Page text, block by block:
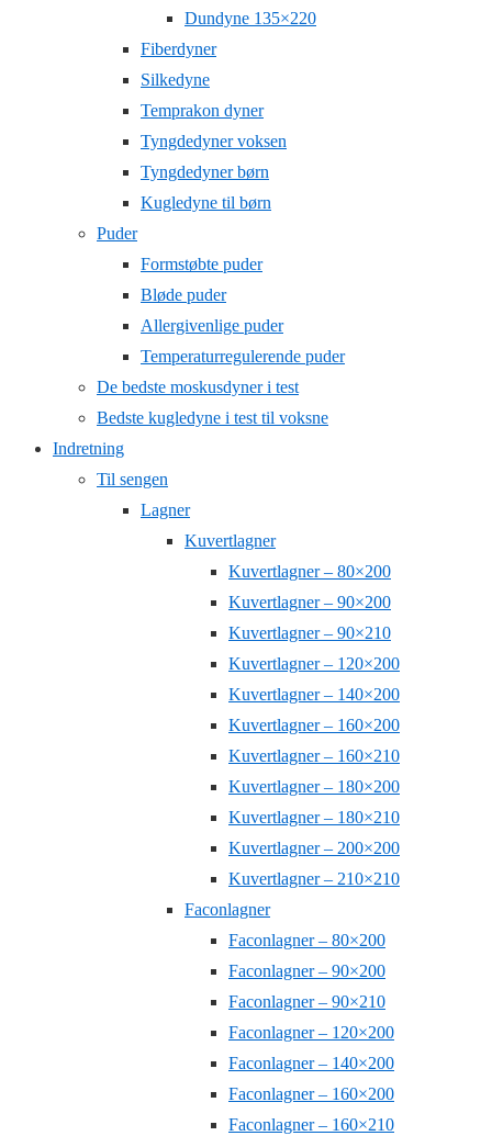
Dundyne 135×220
Fiberdyner
Silkedyne
Temprakon dyner
Tyngdedyner voksen
Tyngdedyner børn
Kugledyne til børn
Puder
Formstøbte puder
Bløde puder
Allergivenlige puder
Temperaturregulerende puder
De bedste moskusdyner i test
Bedste kugledyne i test til voksne
Indretning
Til sengen
Lagner
Kuvertlagner
Kuvertlagner – 80×200
Kuvertlagner – 90×200
Kuvertlagner – 90×210
Kuvertlagner – 120×200
Kuvertlagner – 140×200
Kuvertlagner – 160×200
Kuvertlagner – 160×210
Kuvertlagner – 180×200
Kuvertlagner – 180×210
Kuvertlagner – 200×200
Kuvertlagner – 210×210
Faconlagner
Faconlagner – 80×200
Faconlagner – 90×200
Faconlagner – 90×210
Faconlagner – 120×200
Faconlagner – 140×200
Faconlagner – 160×200
Faconlagner – 160×210